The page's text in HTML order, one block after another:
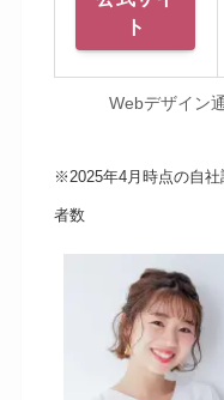
ト
Webデザイン
※2025年4月時点の自
者数